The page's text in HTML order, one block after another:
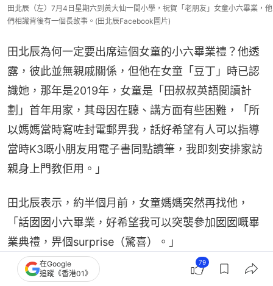
田北辰（左）7月4日星期六到黃大仙一間小學，祝賀「老朋友」女童小六畢業，他
們相識背後有一個長故事。(田北辰Facebook圖片)
田北辰為何一定要出席這個女童的小六畢業禮？他透
露，彼此並無親戚關係，但他在女童「豆丁」時已認
識她，那年是2019年，女童是「田叔叔英語閱讀計
劃」首年用家，其母因在聽、講方面有些困難，「所
以媽媽當時寫咗封電郵畀我，話好希望有人可以指導
當時K3嘅小朋友用電子書同點讀筆，我即刻安排家訪
親身上門教佢用。」
田北辰表示，約半個月前，女童媽媽突然再找他，
「話囡囡小六畢業，好希望我可以突襲參加囡囡嘅畢
業典禮，畀個surprise（驚喜）。」
他聽聞女童在英文科表現好，特別開心，因為「田叔
在Google
追蹤《香港01》
79